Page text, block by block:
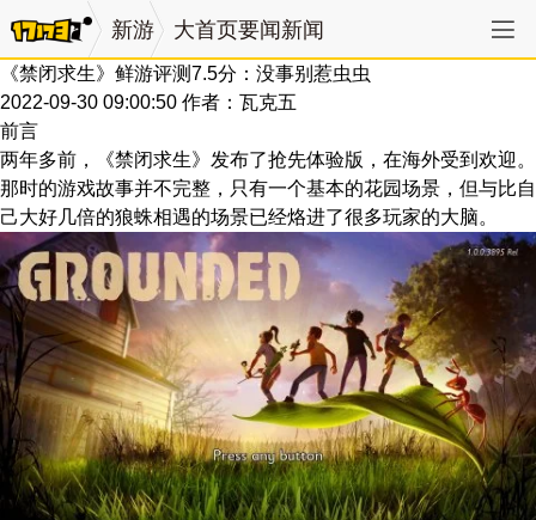
新游 大首页要闻新闻
《禁闭求生》鲜游评测7.5分：没事别惹虫虫
2022-09-30 09:00:50 作者：瓦克五
前言
两年多前，《禁闭求生》发布了抢先体验版，在海外受到欢迎。
那时的游戏故事并不完整，只有一个基本的花园场景，但与比自
己大好几倍的狼蛛相遇的场景已经烙进了很多玩家的大脑。